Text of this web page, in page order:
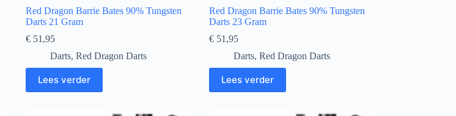
Red Dragon Barrie Bates 90% Tungsten
Darts 21 Gram
€51,95
Darts, Red Dragon Darts
Lees verder
Red Dragon Barrie Bates 90% Tungsten
Darts 23 Gram
€51,95
Darts, Red Dragon Darts
Lees verder